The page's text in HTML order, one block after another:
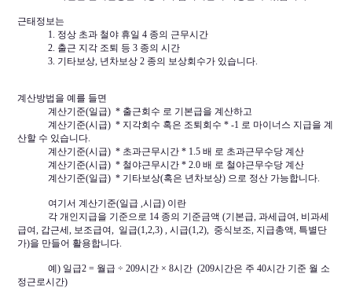
근태정보는
1. 정상 초과 철야 휴일 4 종의 근무시간
2. 출근 지각 조퇴 등 3 종의 시간
3. 기타보상, 년차보상 2 종의 보상회수가 있습니다.
계산방법을 예를 들면
계산기준(일급) * 출근회수 로 기본급을 계산하고
계산기준(시급) * 지각회수 혹은 조퇴회수 * -1 로 마이너스 지급을 계
산할 수 있습니다.
계산기준(시급) * 초과근무시간 * 1.5 배 로 초과근무수당 계산
계산기준(시급) * 철야근무시간 * 2.0 배 로 철야근무수당 계산
계산기준(일급) * 기타보상(혹은 년차보상) 으로 정산 가능합니다.
여기서 계산기준(일급 ,시급) 이란
각 개인지급을 기준으로 14 종의 기준금액 (기본급, 과세급여, 비과세
급여, 갑근세, 보조급여, 일급(1,2,3) , 시급(1,2), 중식보조, 지급총액, 특별단
가)을 만들어 활용합니다.
예) 일급2 = 월급 ÷ 209시간 × 8시간 (209시간은 주 40시간 기준 월 소
정근로시간)